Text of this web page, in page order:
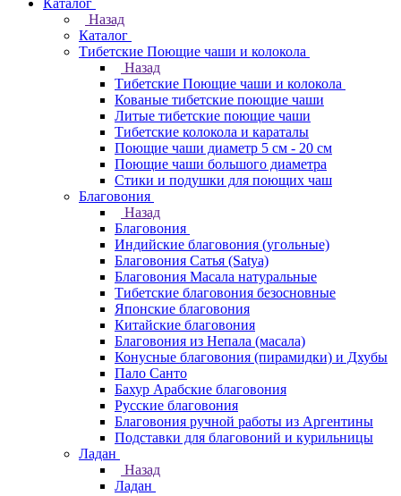
Каталог
Назад
Каталог
Тибетские Поющие чаши и колокола
Назад
Тибетские Поющие чаши и колокола
Кованые тибетские поющие чаши
Литые тибетские поющие чаши
Тибетские колокола и караталы
Поющие чаши диаметр 5 см - 20 см
Поющие чаши большого диаметра
Стики и подушки для поющих чаш
Благовония
Назад
Благовония
Индийские благовония (угольные)
Благовония Сатья (Satya)
Благовония Масала натуральные
Тибетские благовония безосновные
Японские благовония
Китайские благовония
Благовония из Непала (масала)
Конусные благовония (пирамидки) и Дхубы
Пало Санто
Бахур Арабские благовония
Русские благовония
Благовония ручной работы из Аргентины
Подставки для благовоний и курильницы
Ладан
Назад
Ладан